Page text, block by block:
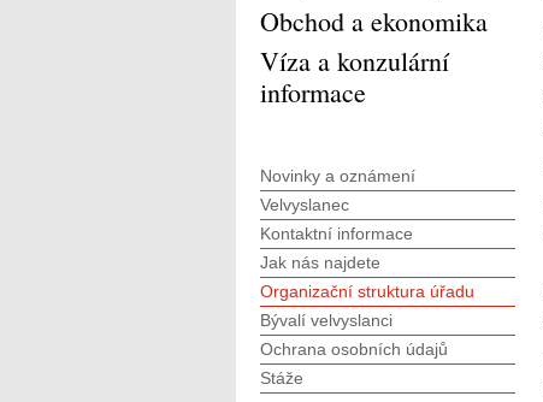
Obchod a ekonomika
Víza a konzulární
informace
Novinky a oznámení
Velvyslanec
Kontaktní informace
Jak nás najdete
Organizační struktura úřadu
Bývalí velvyslanci
Ochrana osobních údajů
Stáže